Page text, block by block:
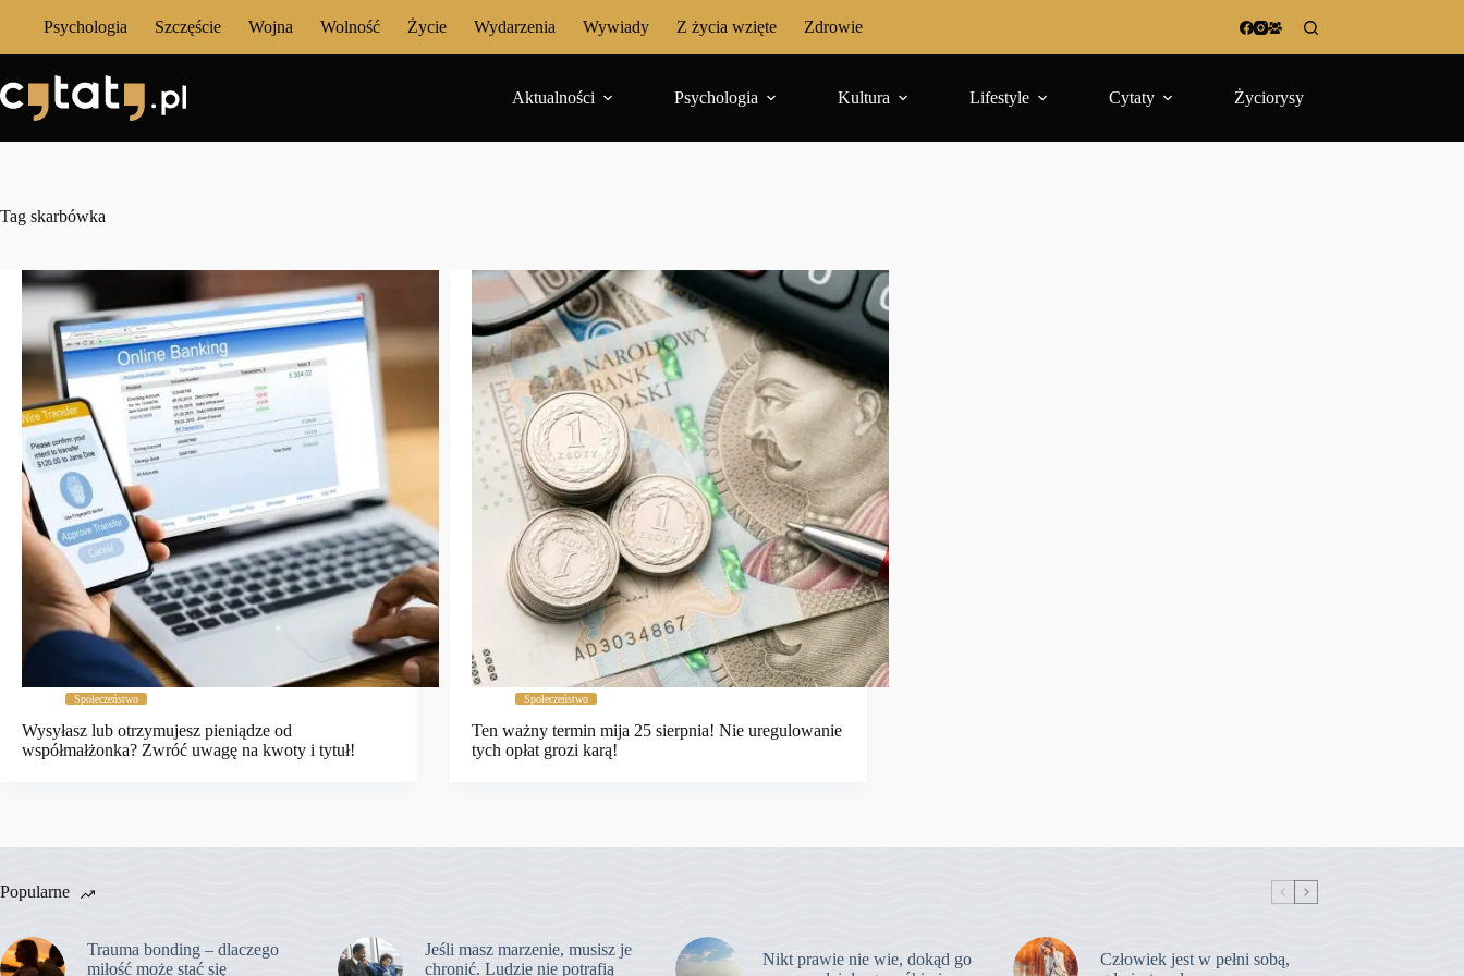
Psychologia Szczęście Wojna Wolność Życie Wydarzenia Wywiady Z życia wzięte Zdrowie
Aktualności Psychologia Kultura Lifestyle Cytaty Życiorysy
Tag skarbówka
Społeczeństwo
Wysyłasz lub otrzymujesz pieniądze od
współmałżonka? Zwróć uwagę na kwoty i tytuł!
Społeczeństwo
Ten ważny termin mija 25 sierpnia! Nie uregulowanie
tych opłat grozi karą!
Popularne
Trauma bonding – dlaczego
miłość może stać się
Jeśli masz marzenie, musisz je
chronić. Ludzie nie potrafią
Nikt prawie nie wie, dokąd go
Człowiek jest w pełni sobą,